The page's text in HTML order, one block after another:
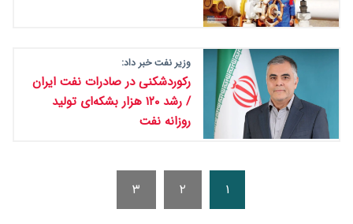
وزیر نفت خبر داد:
رکوردشکنی در صادرات نفت ایران
/ رشد ۱۲۰ هزار بشکه‌ای تولید
روزانه نفت
۱ ۲ ۳